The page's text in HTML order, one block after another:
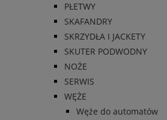
PŁETWY
SKAFANDRY
SKRZYDŁA I JACKETY
SKUTER PODWODNY
NOŻE
SERWIS
WĘŻE
Węże do automatów